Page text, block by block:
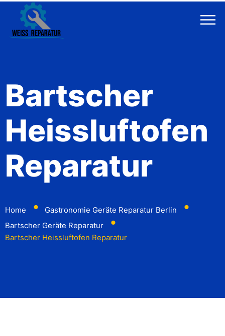
Bartscher
Heissluftofen
Reparatur
Home ⬤ Gastronomie Geräte Reparatur Berlin ⬤
Bartscher Geräte Reparatur ⬤
Bartscher Heissluftofen Reparatur